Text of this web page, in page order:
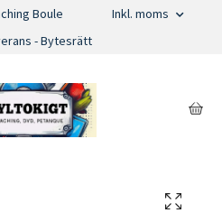
Boule
Inkl. moms
- Bytesrätt